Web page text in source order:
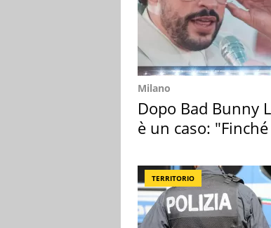
Milano
Dopo Bad Bunny
è un caso:
TERRITORIO